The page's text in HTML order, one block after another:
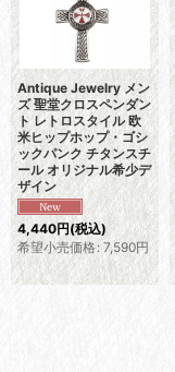
Antique Jewelry メン
ズ 聖堂クロスペンダン
ト レトロスタイル 欧
米ヒップホップ・ゴシ
ックパンク チタンスチ
ール オリジナル希少デ
ザイン
4,440円(税込)
希望小売価格: 7,590円